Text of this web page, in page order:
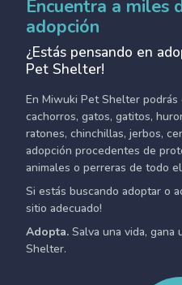
Encuentra a miles
adopción
¿Estás pensando en
Pet Shelter!
En Miwuki Pet Shelter
cachorros, gatos, gatitos,
ratones, chinchillas, jerbos,
adopción procedentes de
animales o perreras de todo
Si estás buscando adoptar o
sitio adecuado!
Adopta. Salva una vida, gana
Shelter.